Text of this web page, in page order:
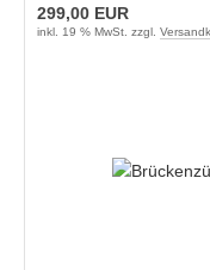
299,00 EUR
inkl. 19 % MwSt. zzgl.